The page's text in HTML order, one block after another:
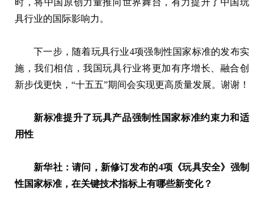
具行业的国际影响力。
下一步，随着玩具行业4项强制性国家标准的发布实
施，我们相信，我国玩具行业将更加有序增长、融合创
新步伐更快，“十五五”期间会实现更高质量发展。谢谢！
新标准提升了玩具产品强制性国家标准约束力和适
用性
新华社：请问，新修订发布的4项《玩具安全》强制
性国家标准，在关键技术指标上有哪些新变化？